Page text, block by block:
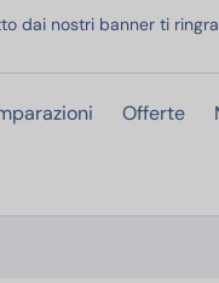
dai nostri banner ti
Offerte